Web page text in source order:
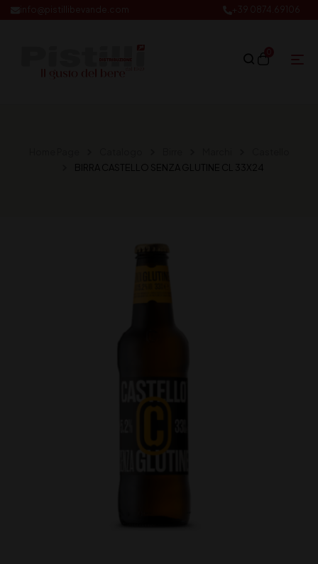
BIRRA CASTELLO SENZA GLUTINE CL 33X24